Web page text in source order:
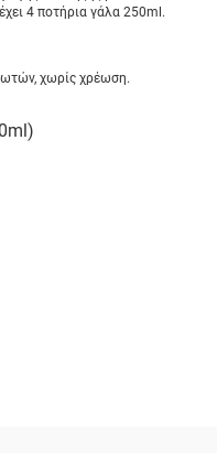
4 ποτήρια γάλα 250ml.
χωρίς χρέωση.